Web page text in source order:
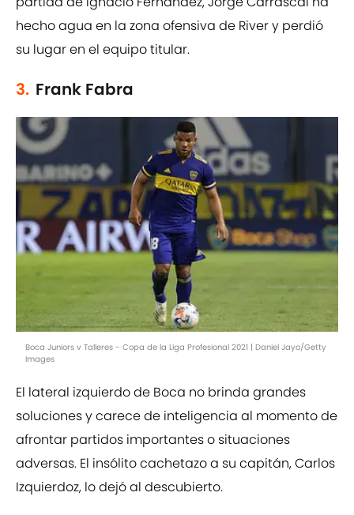
hecho agua en la zona ofensiva de River y perdió
su lugar en el equipo titular.
3. Frank Fabra
Boca Juniors v Talleres - Copa de la Liga Profesional 2021 | Daniel Jayo/Getty
Images
El lateral izquierdo de Boca no brinda grandes
soluciones y carece de inteligencia al momento de
afrontar partidos importantes o situaciones
adversas. El insólito cachetazo a su capitán, Carlos
Izquierdoz, lo dejó al descubierto.